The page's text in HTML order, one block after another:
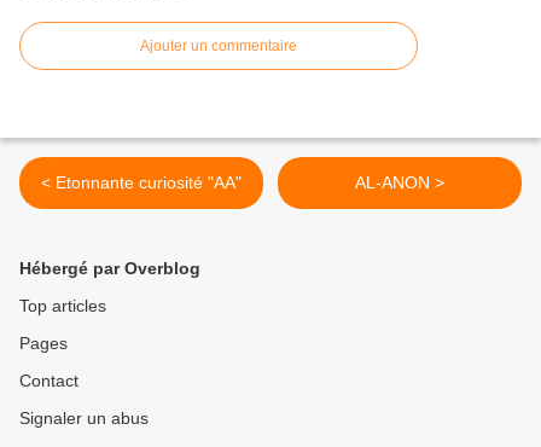
Ajouter un commentaire
< Etonnante curiosité "AA" AL-ANON >
Hébergé par Overblog
Top articles
Pages
Contact
Signaler un abus